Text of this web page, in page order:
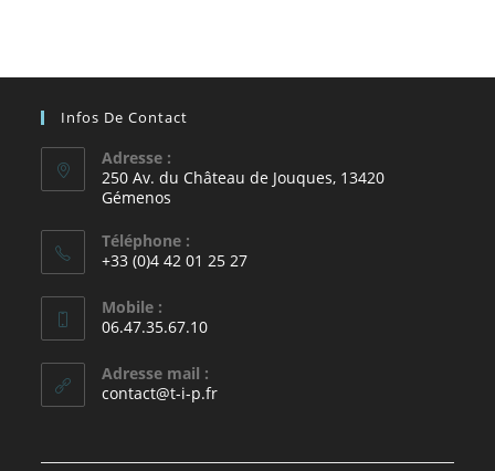
Infos De Contact
Adresse :
250 Av. du Château de Jouques, 13420
Gémenos
Téléphone :
+33 (0)4 42 01 25 27
Mobile :
06.47.35.67.10
Adresse mail :
contact@t-i-p.fr